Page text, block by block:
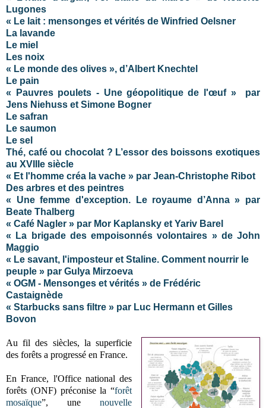
Lugones
« Le lait : mensonges et vérités de Winfried Oelsner
La lavande
Le miel
Les noix
« Le monde des olives », d’Albert Knechtel
Le pain
« Pauvres poulets - Une géopolitique de l'œuf »par
Jens Niehuss et Simone Bogner
Le safran
Le saumon
Le sel
Thé, café ou chocolat ? L’essor des boissons exotiques
au XVIIIe siècle
« Et l'homme créa la vache » par Jean-Christophe Ribot
Des arbres et des peintres
« Une femme d'exception. Le royaume d’Anna » par
Beate Thalberg
« Café Nagler » par Mor Kaplansky et Yariv Barel
« La brigade des empoisonnés volontaires » de John
Maggio
« Le savant, l'imposteur et Staline. Comment nourrir le
peuple » par Gulya Mirzoeva
« OGM - Mensonges et vérités » de Frédéric
Castaignède
« Starbucks sans filtre » par Luc Hermann et Gilles
Bovon
Au fil des siècles, la superficie
des forêts a progressé en France.
En France, l'Office national des
forêts (ONF) préconise la “forêt
mosaïque”, une nouvelle